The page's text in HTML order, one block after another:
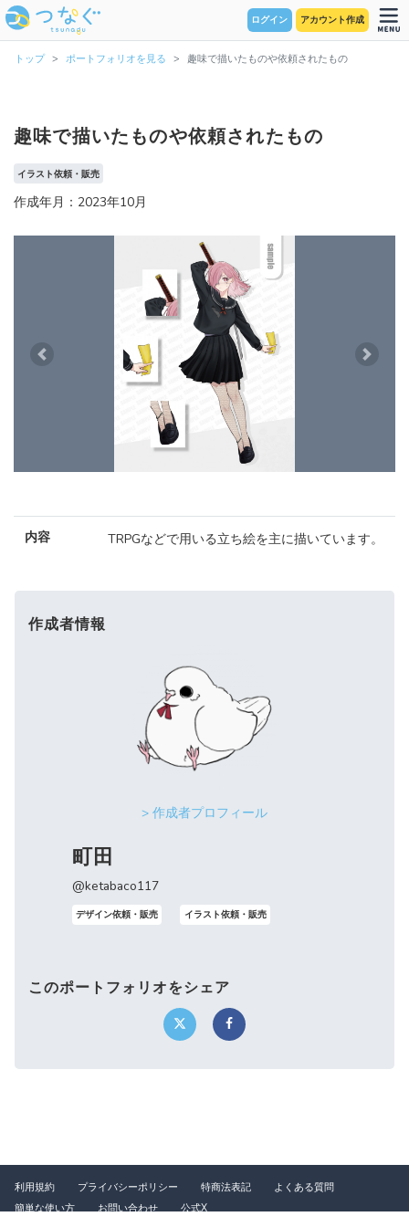
ログイン アカウント作成
トップ ポートフォリオを見る 趣味で描いたものや依頼されたもの
趣味で描いたものや依頼されたもの
イラスト依頼・販売
作成年月：2023年10月
Previous Next
内容 TRPGなどで用いる立ち絵を主に描いています。
作成者情報
> 作成者プロフィール
町田
@ketabaco117
デザイン依頼・販売 イラスト依頼・販売
このポートフォリオをシェア
利用規約 プライバシーポリシー 特商法表記
よくある質問
簡単な使い方
お問い合わせ 公式X